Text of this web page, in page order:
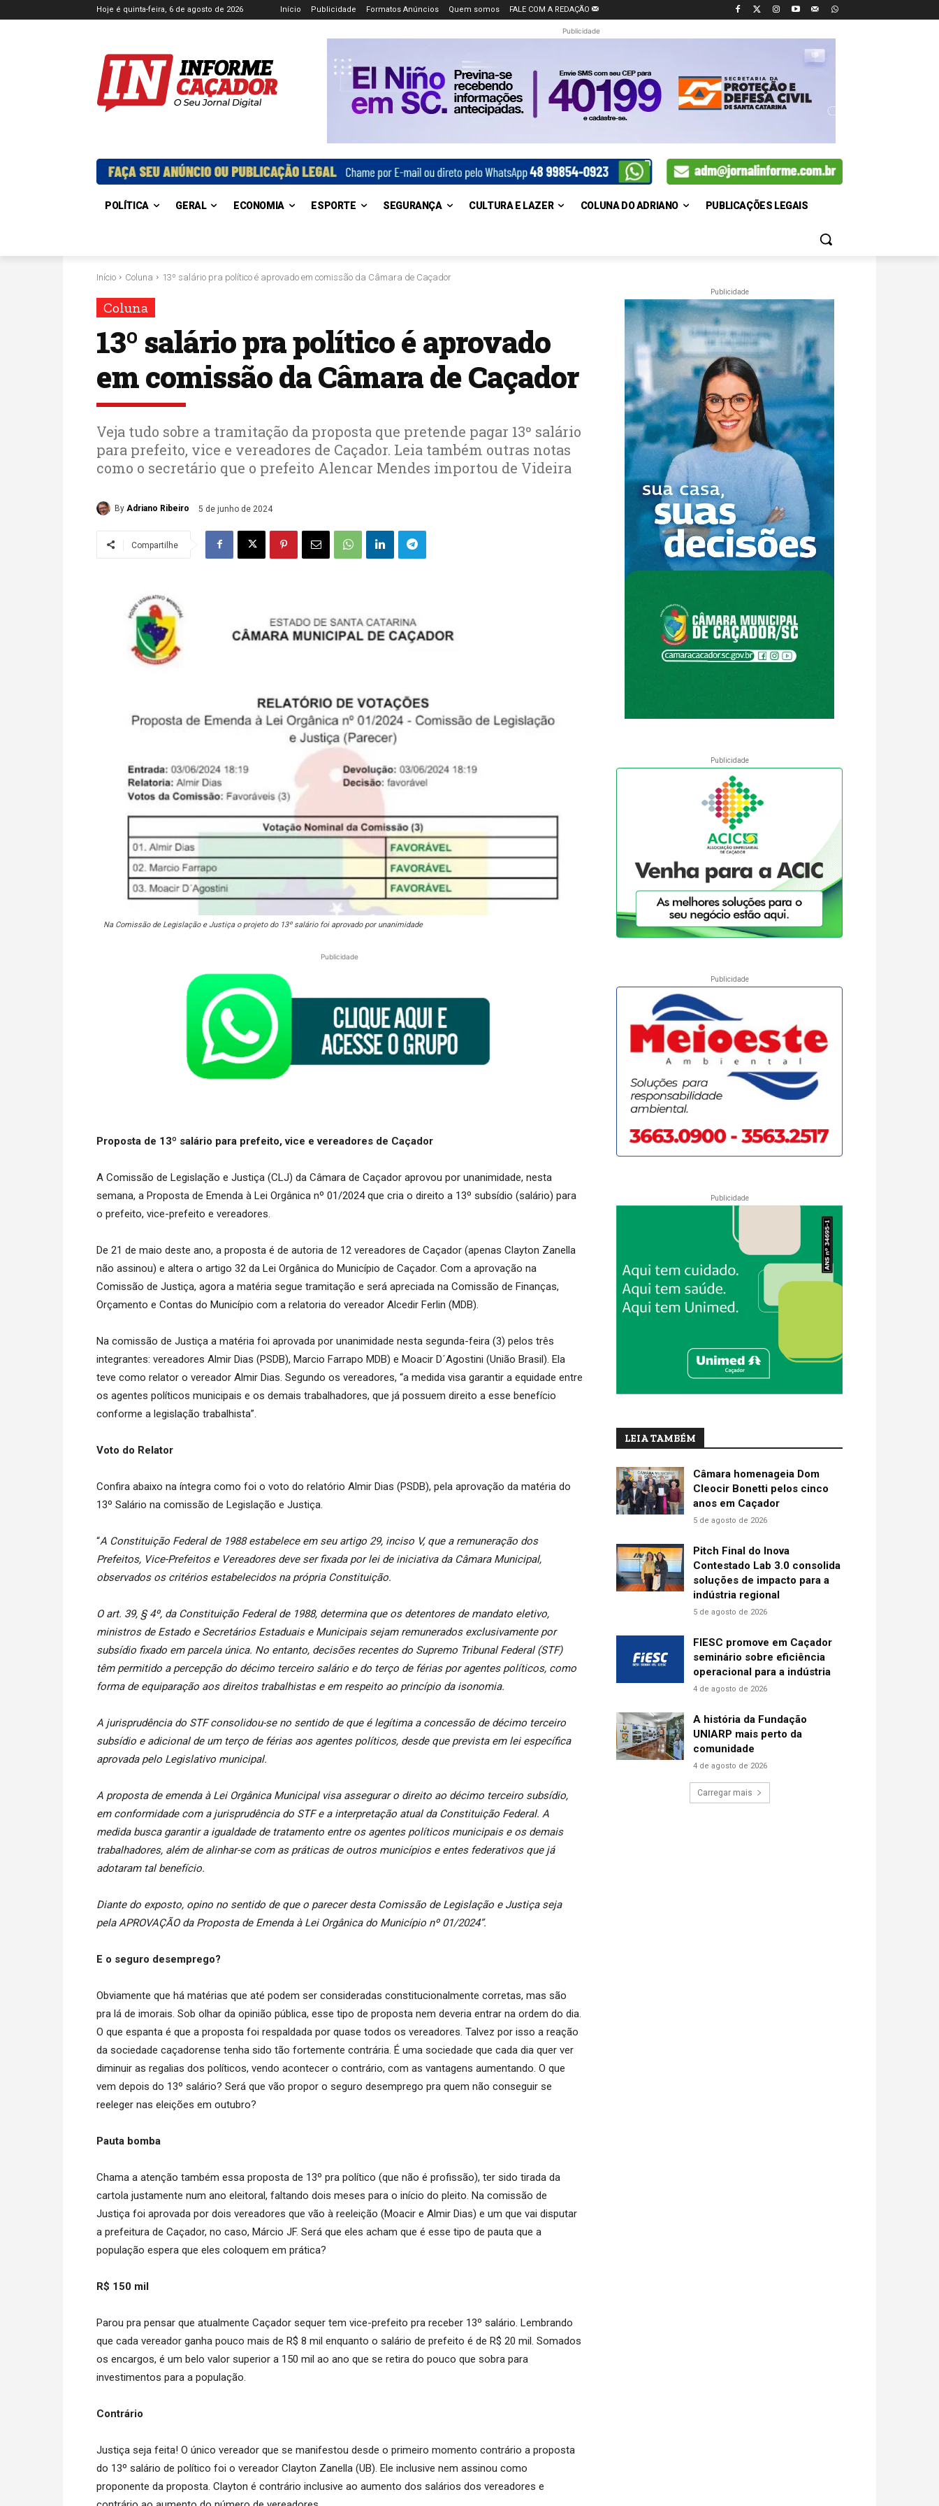
Hoje é quinta-feira, 6 de agosto de 2026 Início Publicidade Formatos Anúncios Quem somos FALE COM A REDAÇÃO
Publicidade
POLÍTICA GERAL ECONOMIA ESPORTE SEGURANÇA CULTURA E LAZER COLUNA DO ADRIANO PUBLICAÇÕES LEGAIS
Início Coluna 13º salário pra político é aprovado em comissão da Câmara de Caçador
Coluna
13º salário pra político é aprovado
em comissão da Câmara de Caçador
Veja tudo sobre a tramitação da proposta que pretende pagar 13º salário
para prefeito, vice e vereadores de Caçador. Leia também outras notas
como o secretário que o prefeito Alencar Mendes importou de Videira
By Adriano Ribeiro 5 de junho de 2024
Compartilhe
Na Comissão de Legislação e Justiça o projeto do 13º salário foi aprovado por unanimidade
Publicidade
Proposta de 13º salário para prefeito, vice e vereadores de Caçador
A Comissão de Legislação e Justiça (CLJ) da Câmara de Caçador aprovou por unanimidade, nesta
semana, a Proposta de Emenda à Lei Orgânica nº 01/2024 que cria o direito a 13º subsídio (salário) para
o prefeito, vice-prefeito e vereadores.
De 21 de maio deste ano, a proposta é de autoria de 12 vereadores de Caçador (apenas Clayton Zanella
não assinou) e altera o artigo 32 da Lei Orgânica do Município de Caçador. Com a aprovação na
Comissão de Justiça, agora a matéria segue tramitação e será apreciada na Comissão de Finanças,
Orçamento e Contas do Município com a relatoria do vereador Alcedir Ferlin (MDB).
Na comissão de Justiça a matéria foi aprovada por unanimidade nesta segunda-feira (3) pelos três
integrantes: vereadores Almir Dias (PSDB), Marcio Farrapo MDB) e Moacir D´Agostini (União Brasil). Ela
teve como relator o vereador Almir Dias. Segundo os vereadores, “a medida visa garantir a equidade entre
os agentes políticos municipais e os demais trabalhadores, que já possuem direito a esse benefício
conforme a legislação trabalhista”.
Voto do Relator
Confira abaixo na íntegra como foi o voto do relatório Almir Dias (PSDB), pela aprovação da matéria do
13º Salário na comissão de Legislação e Justiça.
“A Constituição Federal de 1988 estabelece em seu artigo 29, inciso V, que a remuneração dos
Prefeitos, Vice-Prefeitos e Vereadores deve ser fixada por lei de iniciativa da Câmara Municipal,
observados os critérios estabelecidos na própria Constituição.
O art. 39, § 4º, da Constituição Federal de 1988, determina que os detentores de mandato eletivo,
ministros de Estado e Secretários Estaduais e Municipais sejam remunerados exclusivamente por
subsídio fixado em parcela única. No entanto, decisões recentes do Supremo Tribunal Federal (STF)
têm permitido a percepção do décimo terceiro salário e do terço de férias por agentes políticos, como
forma de equiparação aos direitos trabalhistas e em respeito ao princípio da isonomia.
A jurisprudência do STF consolidou-se no sentido de que é legítima a concessão de décimo terceiro
subsídio e adicional de um terço de férias aos agentes políticos, desde que prevista em lei específica
aprovada pelo Legislativo municipal.
A proposta de emenda à Lei Orgânica Municipal visa assegurar o direito ao décimo terceiro subsídio,
em conformidade com a jurisprudência do STF e a interpretação atual da Constituição Federal. A
medida busca garantir a igualdade de tratamento entre os agentes políticos municipais e os demais
trabalhadores, além de alinhar-se com as práticas de outros municípios e entes federativos que já
adotaram tal benefício.
Diante do exposto, opino no sentido de que o parecer desta Comissão de Legislação e Justiça seja
pela APROVAÇÃO da Proposta de Emenda à Lei Orgânica do Município nº 01/2024”.
E o seguro desemprego?
Obviamente que há matérias que até podem ser consideradas constitucionalmente corretas, mas são
pra lá de imorais. Sob olhar da opinião pública, esse tipo de proposta nem deveria entrar na ordem do dia.
O que espanta é que a proposta foi respaldada por quase todos os vereadores. Talvez por isso a reação
da sociedade caçadorense tenha sido tão fortemente contrária. É uma sociedade que cada dia quer ver
diminuir as regalias dos políticos, vendo acontecer o contrário, com as vantagens aumentando. O que
vem depois do 13º salário? Será que vão propor o seguro desemprego pra quem não conseguir se
reeleger nas eleições em outubro?
Pauta bomba
Chama a atenção também essa proposta de 13º pra político (que não é profissão), ter sido tirada da
cartola justamente num ano eleitoral, faltando dois meses para o início do pleito. Na comissão de
Justiça foi aprovada por dois vereadores que vão à reeleição (Moacir e Almir Dias) e um que vai disputar
a prefeitura de Caçador, no caso, Márcio JF. Será que eles acham que é esse tipo de pauta que a
população espera que eles coloquem em prática?
R$ 150 mil
Parou pra pensar que atualmente Caçador sequer tem vice-prefeito pra receber 13º salário. Lembrando
que cada vereador ganha pouco mais de R$ 8 mil enquanto o salário de prefeito é de R$ 20 mil. Somados
os encargos, é um belo valor superior a 150 mil ao ano que se retira do pouco que sobra para
investimentos para a população.
Contrário
Justiça seja feita! O único vereador que se manifestou desde o primeiro momento contrário a proposta
do 13º salário de político foi o vereador Clayton Zanella (UB). Ele inclusive nem assinou como
proponente da proposta. Clayton é contrário inclusive ao aumento dos salários dos vereadores e
Publicidade
Publicidade
Publicidade
Publicidade
LEIA TAMBÉM
Câmara homenageia Dom
Cleocir Bonetti pelos cinco
anos em Caçador
5 de agosto de 2026
Pitch Final do Inova
Contestado Lab 3.0 consolida
soluções de impacto para a
indústria regional
5 de agosto de 2026
FIESC promove em Caçador
seminário sobre eficiência
operacional para a indústria
4 de agosto de 2026
A história da Fundação
UNIARP mais perto da
comunidade
4 de agosto de 2026
Carregar mais